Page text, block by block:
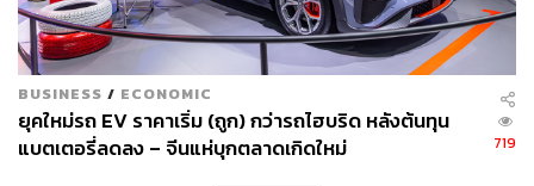
BUSINESS / ECONOMIC
ยุคใหม่รถ EV ราคาเริ่ม (ถูก) กว่ารถไฮบริด หลังต้นทุน
แบตเตอรี่ลดลง – จีนแห่บุกตลาดเกิดใหม่
719